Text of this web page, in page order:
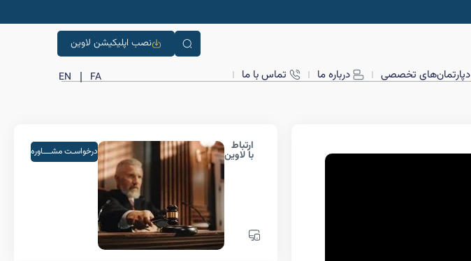
نصب اپلیکیشن لاوین
دپارتمان‌های تخصصی درباره ما تماس با ما FA
EN
ارتباط
با لاوین درخواسـت مشــــاوره